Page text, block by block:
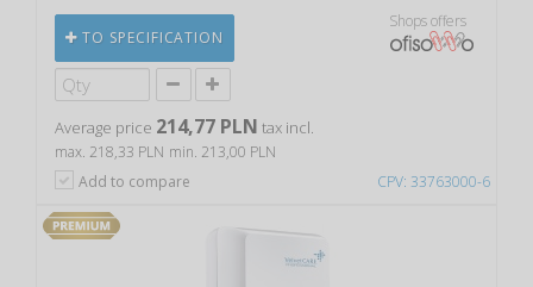
CPV: 33763000-6
TO SPECIFICATION
Shops offers
Average price 214,77 PLN tax incl.
max. 218,33 PLN min. 213,00 PLN
Add to compare